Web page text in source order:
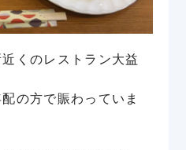
くのレストラン大益
の方で賑わっていま